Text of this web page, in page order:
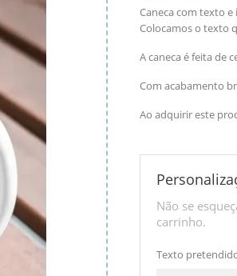
Caneca com texto e
Colocamos o texto
A caneca é feita de
Com acabamento
Ao adquirir este
Não se
carrinho.
Texto